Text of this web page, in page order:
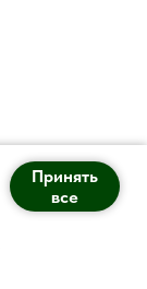
Принять
все